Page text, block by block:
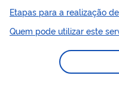
pelas sociedades
(sociedades simples) que
reparo emanutençãode
regulamentados,
aprovado pela Portaria
Etapas para a realização
Quem pode utilizar este